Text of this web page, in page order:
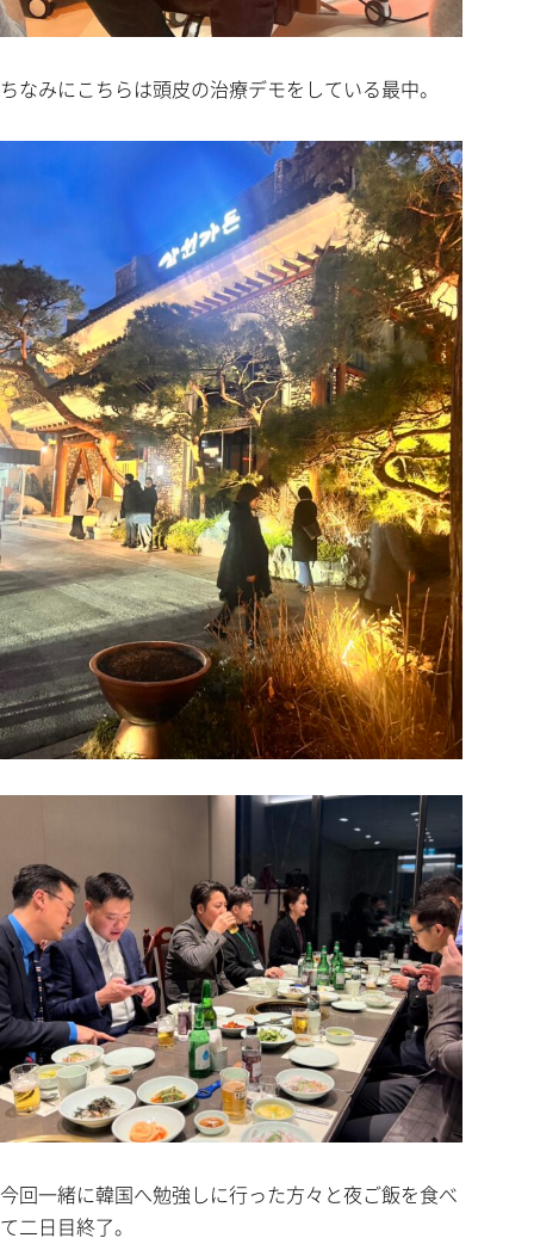
ちなみにこちらは頭皮の治療デモをしている最中。
今回一緒に韓国へ勉強しに行った方々と夜ご飯を食べ
て二日目終了。